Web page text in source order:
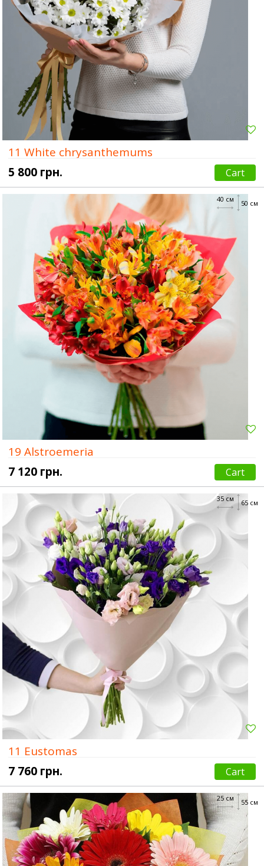
11 White chrysanthemums
5 800 грн.
Cart
50 см
40 см
19 Alstroemeria
7 120 грн.
Cart
65 см
35 см
11 Eustomas
7 760 грн.
Cart
55 см
25 см